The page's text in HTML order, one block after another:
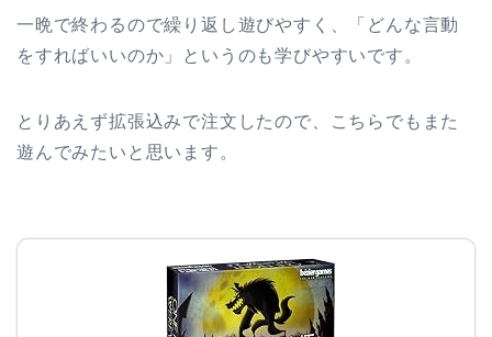
一晩で終わるので繰り返し遊びやすく、「どんな言動
をすればいいのか」というのも学びやすいです。
とりあえず拡張込みで注文したので、こちらでもまた
遊んでみたいと思います。